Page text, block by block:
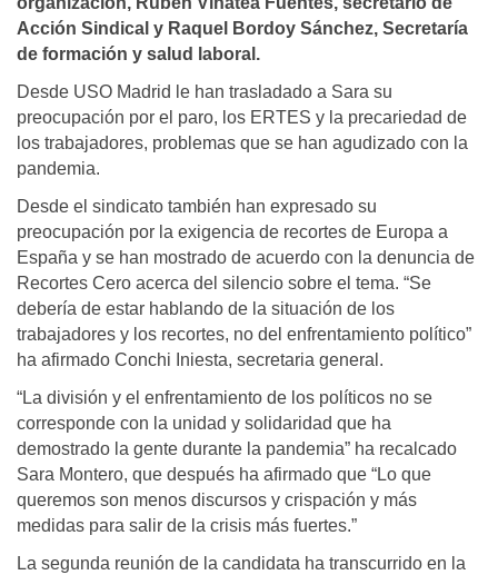
Acción Sindical y Raquel Bordoy Sánchez, Secretaría
de formación y salud laboral.
Desde USO Madrid le han trasladado a Sara su
preocupación por el paro, los ERTES y la precariedad de
los trabajadores, problemas que se han agudizado con la
pandemia.
Desde el sindicato también han expresado su
preocupación por la exigencia de recortes de Europa a
España y se han mostrado de acuerdo con la denuncia de
Recortes Cero acerca del silencio sobre el tema. “Se
debería de estar hablando de la situación de los
trabajadores y los recortes, no del enfrentamiento político”
ha afirmado Conchi Iniesta, secretaria general.
“La división y el enfrentamiento de los políticos no se
corresponde con la unidad y solidaridad que ha
demostrado la gente durante la pandemia” ha recalcado
Sara Montero, que después ha afirmado que “Lo que
queremos son menos discursos y crispación y más
medidas para salir de la crisis más fuertes.”
La segunda reunión de la candidata ha transcurrido en la